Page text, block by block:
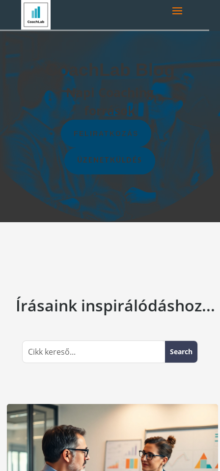
CoachLab Blog
Napi Coaching
források
FELIRATKOZÁS
ÜZENETKÜLDÉS
Írásaink inspirálódáshoz...